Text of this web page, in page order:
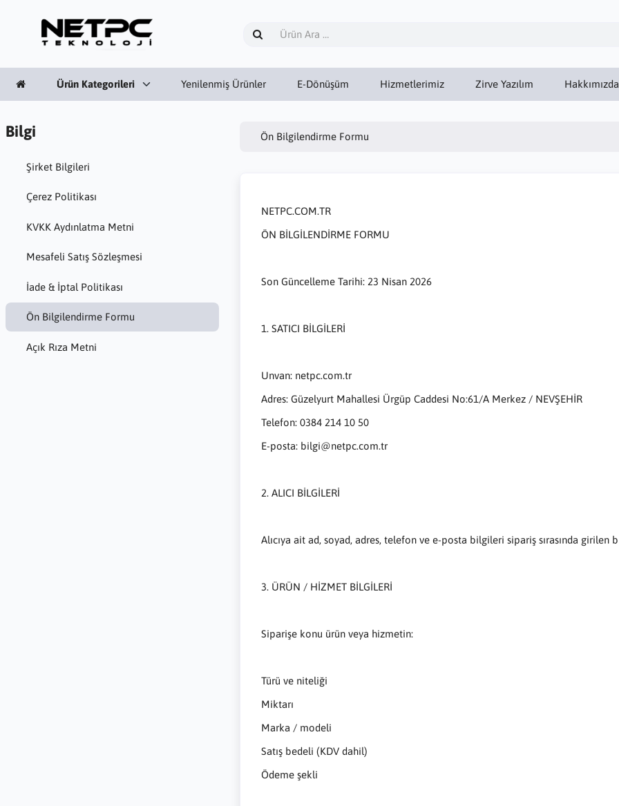
Ürün Kategorileri Yenilenmiş Ürünler E-Dönüşüm Hizmetlerimiz Zirve Yazılım Hakkımızda
Bilgi
Şirket Bilgileri
Çerez Politikası
KVKK Aydınlatma Metni
Mesafeli Satış Sözleşmesi
İade & İptal Politikası
Ön Bilgilendirme Formu
Açık Rıza Metni
Ön Bilgilendirme Formu
NETPC.COM.TR
ÖN BİLGİLENDİRME FORMU
Son Güncelleme Tarihi: 23 Nisan 2026
1. SATICI BİLGİLERİ
Unvan: netpc.com.tr
Adres: Güzelyurt Mahallesi Ürgüp Caddesi No:61/A Merkez / NEVŞEHİR
Telefon: 0384 214 10 50
E-posta: bilgi@netpc.com.tr
2. ALICI BİLGİLERİ
Alıcıya ait ad, soyad, adres, telefon ve e-posta bilgileri sipariş sırasında girilen
3. ÜRÜN / HİZMET BİLGİLERİ
Siparişe konu ürün veya hizmetin:
Türü ve niteliği
Miktarı
Marka / modeli
Satış bedeli (KDV dahil)
Ödeme şekli